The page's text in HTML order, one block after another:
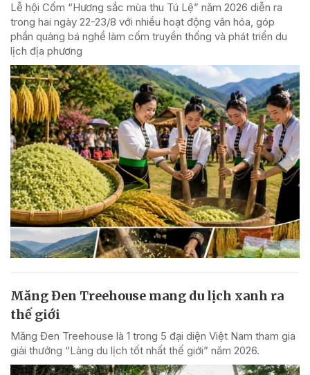
Lễ hội Cốm “Hương sắc mùa thu Tú Lệ” năm 2026 diễn ra
trong hai ngày 22-23/8 với nhiều hoạt động văn hóa, góp
phần quảng bá nghề làm cốm truyền thống và phát triển du
lịch địa phương
Măng Đen Treehouse mang du lịch xanh ra
thế giới
Măng Đen Treehouse là 1 trong 5 đại diện Việt Nam tham gia
giải thưởng “Làng du lịch tốt nhất thế giới” năm 2026.